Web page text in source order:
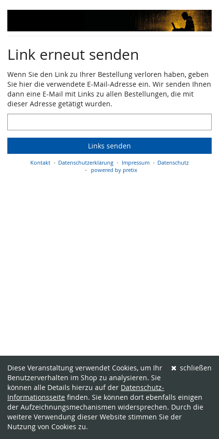
Zum
Link erneut senden
Wenn Sie den Link zu Ihrer Bestellung verloren haben, geben
Sie hier die verwendete E-Mail-Adresse ein. Wir senden Ihnen
dann eine E-Mail mit Links zu allen Bestellungen, die mit
dieser Adresse getätigt wurden.
Mail
Links senden
Kontakt Datenschutzerklärung Impressum
Datenschutz
powered by pretix
schließen
Diese Veranstaltung verwendet Cookies, um Ihr
Benutzerverhalten im Shop zu analysieren. Sie
können alle Details hierzu auf der Datenschutz-
Informationsseite finden. Sie können dort ebenfalls einigen
der Aufzeichnungsmechanismen widersprechen. Durch die
weitere Verwendung dieser Website stimmen Sie der
Nutzung von Cookies zu.